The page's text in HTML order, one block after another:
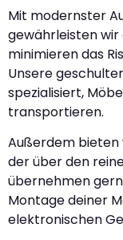
Mit modernster
gewährleisten wir
minimieren das
Unsere
spezialisiert,
transportieren.
Außerdem bieten
der über den
übernehmen
Montage deiner
elektronischen